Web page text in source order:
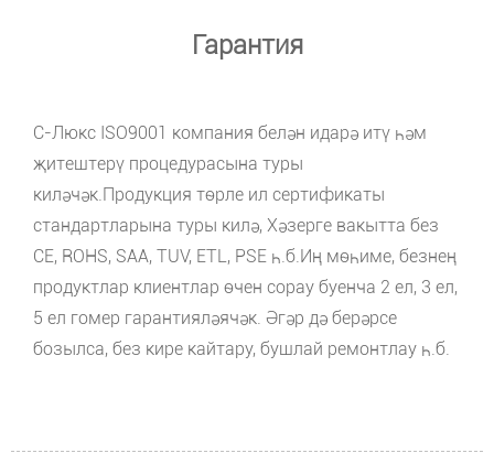
Гарантия
C-Люкс ISO9001 компания белән идарә итү һәм
җитештерү процедурасына туры
киләчәк.Продукция төрле ил сертификаты
стандартларына туры килә, Хәзерге вакытта без
CE, ROHS, SAA, TUV, ETL, PSE һ.б.Иң мөһиме, безнең
продуктлар клиентлар өчен сорау буенча 2 ел, 3 ел,
5 ел гомер гарантияләячәк. Әгәр дә берәрсе
бозылса, без кире кайтару, бушлай ремонтлау һ.б.